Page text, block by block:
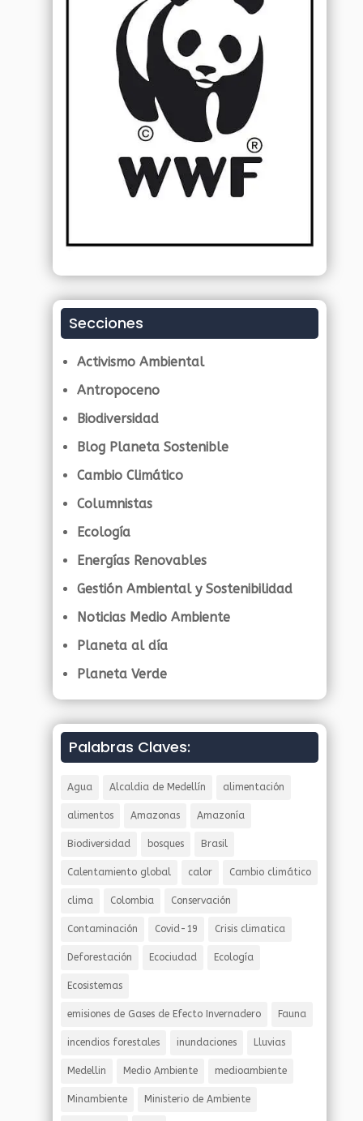
Secciones
Activismo Ambiental
Antropoceno
Biodiversidad
Blog Planeta Sostenible
Cambio Climático
Columnistas
Ecología
Energías Renovables
Gestión Ambiental y Sostenibilidad
Noticias Medio Ambiente
Planeta al día
Planeta Verde
Palabras Claves:
Agua Alcaldia de Medellín alimentación
alimentos Amazonas Amazonía
Biodiversidad bosques Brasil
Calentamiento global calor Cambio climático
clima Colombia Conservación
Contaminación Covid-19 Crisis climatica
Deforestación Ecociudad Ecología
Ecosistemas
emisiones de Gases de Efecto Invernadero Fauna
incendios forestales inundaciones Lluvias
Medellin Medio Ambiente medioambiente
Minambiente Ministerio de Ambiente